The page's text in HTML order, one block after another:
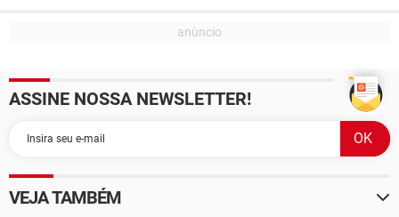
ASSINE NOSSA NEWSLETTER!
VEJA TAMBÉM